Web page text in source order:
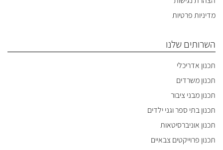
מדיניות פרטיות
השרותים שלנו
תכנון אדריכלי
תכנון משרדים
תכנון מבני ציבור
תכנון בתי ספר וגני ילדים
תכנון אוניברסיטאות
תכנון פרוייקטים צבאיים